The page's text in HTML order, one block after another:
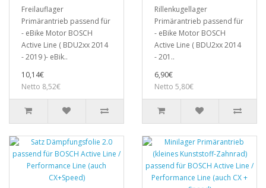
Freilauflager
Primärantrieb passend für
- eBike Motor BOSCH
Active Line ( BDU2xx 2014
- 2019 )- eBik..
10,14€
Netto 8,52€
Rillenkugellager
Primärantrieb passend für
- eBike Motor BOSCH
Active Line ( BDU2xx 2014
- 201..
6,90€
Netto 5,80€